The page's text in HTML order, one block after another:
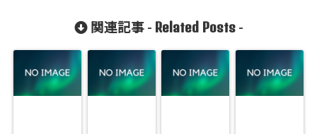
関連記事 - Related Posts-